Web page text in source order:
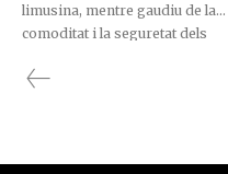
limusina, mentre gaudiu de la
comoditat i la seguretat dels